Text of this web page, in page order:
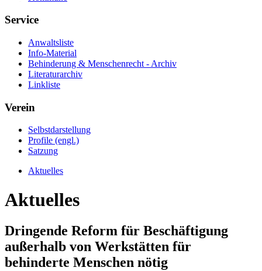
Service
Anwaltsliste
Info-Material
Behinderung & Menschenrecht - Archiv
Literaturarchiv
Linkliste
Verein
Selbstdarstellung
Profile (engl.)
Satzung
Aktuelles
Aktuelles
Dringende Reform für Beschäftigung
außerhalb von Werkstätten für
behinderte Menschen nötig